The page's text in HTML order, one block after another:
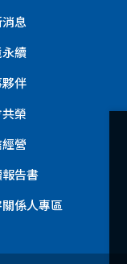
息
永續
夥伴
榮
營
報告書
係人專區